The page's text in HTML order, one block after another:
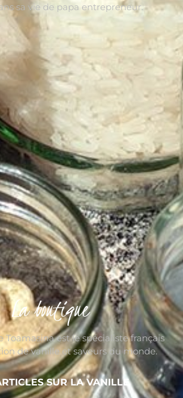
sa vie de papa entrepreneur.
La boutique
Toamasina est le spécialiste français
de vanille et saveurs du monde.
SUR LA VANILLE